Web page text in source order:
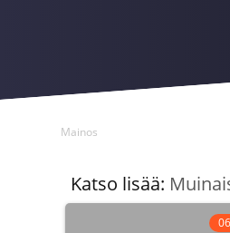
Mainos
Katso lisää: